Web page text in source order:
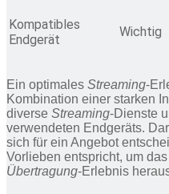
Kompatibles
Endgerät
Wichtig
Ein optimales Streaming-
Kombination einer starken
diverse Streaming-Dienste
verwendeten Endgeräts.
sich für ein Angebot
Vorlieben entspricht, um
Übertragung-Erlebnis